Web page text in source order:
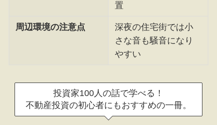
置
周辺環境の注意点
深夜の住宅街では小
さな音も騒音になり
やすい
投資家100人の話で学べる！
不動産投資の初心者にもおすすめの一冊。